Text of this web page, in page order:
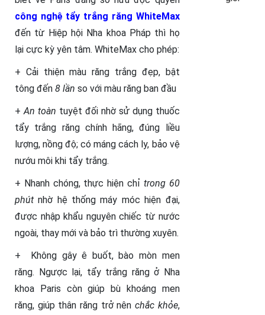
công nghệ tẩy trắng răng WhiteMax
đến từ Hiệp hội Nha khoa Pháp thì họ
lại cực kỳ yên tâm. WhiteMax cho phép:
+ Cải thiện màu răng trắng đẹp, bật
tông đến 8 lần so với màu răng ban đầu
+An toàn tuyệt đối nhờ sử dụng thuốc
tẩy trắng răng chính hãng, đúng liều
lượng, nồng độ; có máng cách ly, bảo vệ
nướu môi khi tẩy trắng.
+ Nhanh chóng, thực hiện chỉ trong 60
phút nhờ hệ thống máy móc hiện đại,
được nhập khẩu nguyên chiếc từ nước
ngoài, thay mới và bảo trì thường xuyên.
+ Không gây ê buốt, bào mòn men
răng. Ngược lại, tẩy trắng răng ở Nha
khoa Paris còn giúp bù khoáng men
răng, giúp thân răng trở nên chắc khỏe,